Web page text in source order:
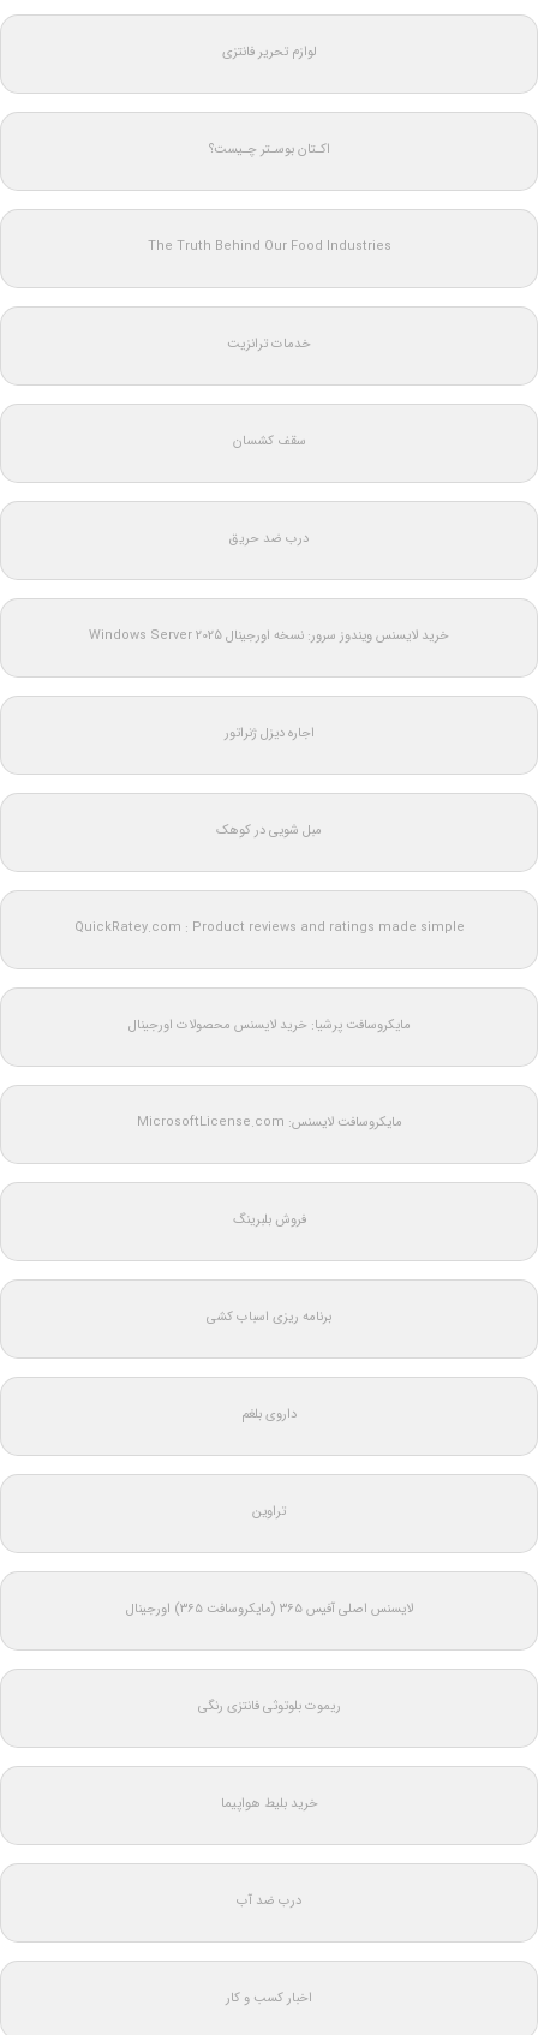
لوازم تحریر فانتزی
اکـتان بوسـتر چـیست؟
The Truth Behind Our Food Industries
خدمات ترانزیت
سقف کشسان
درب ضد حریق
خرید لایسنس ویندوز سرور: نسخه اورجینال Windows Server 2025
اجاره دیزل ژنراتور
مبل شویی در کوهک
QuickRatey.com : Product reviews and ratings made simple
مایکروسافت پرشیا: خرید لایسنس محصولات اورجینال
مایکروسافت لایسنس: MicrosoftLicense.com
فروش بلبرینگ
برنامه ریزی اسباب کشی
داروی بلغم
تراوین
لایسنس اصلی آفیس ۳۶۵ (مایکروسافت ۳۶۵) اورجینال
ریموت بلوتوثی فانتزی رنگی
خرید بلیط هواپیما
درب ضد آب
اخبار کسب و کار